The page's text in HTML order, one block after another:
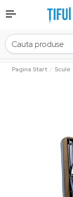
Pagina Start Scule